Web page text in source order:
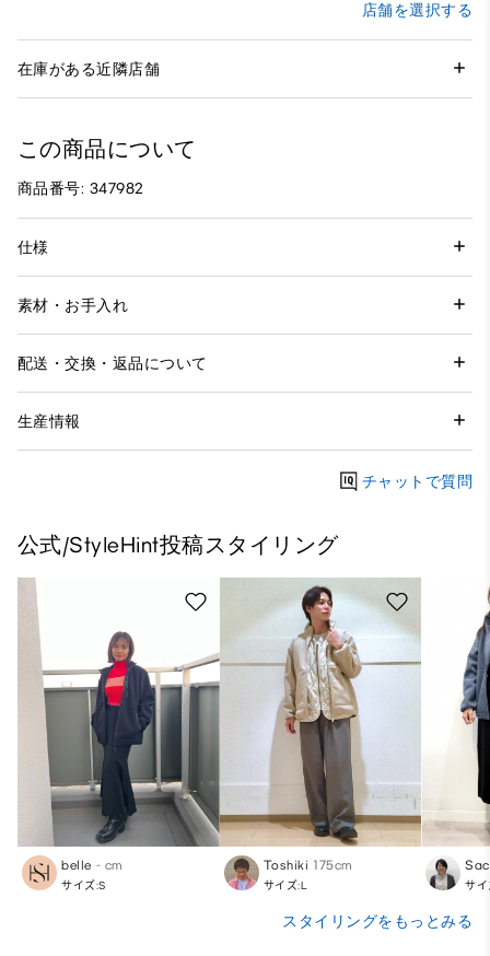
店舗を選択する
在庫がある近隣店舗
この商品について
商品番号: 347982
仕様
素材・お手入れ
配送・交換・返品について
生産情報
チャットで質問
公式/StyleHint投稿スタイリング
belle - cm
サイズ:S
Toshiki 175cm
サイズ:L サイ
スタイリングをもっとみる